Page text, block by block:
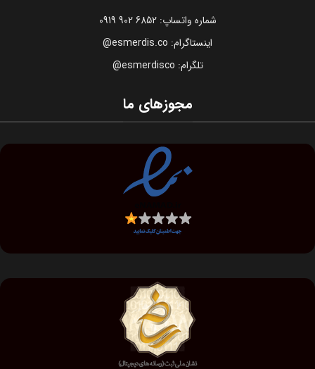
شماره واتساپ: 6852 902 0919
اینستاگرام: esmerdis.co@
تلگرام: esmerdisco@
مجوزهای ما